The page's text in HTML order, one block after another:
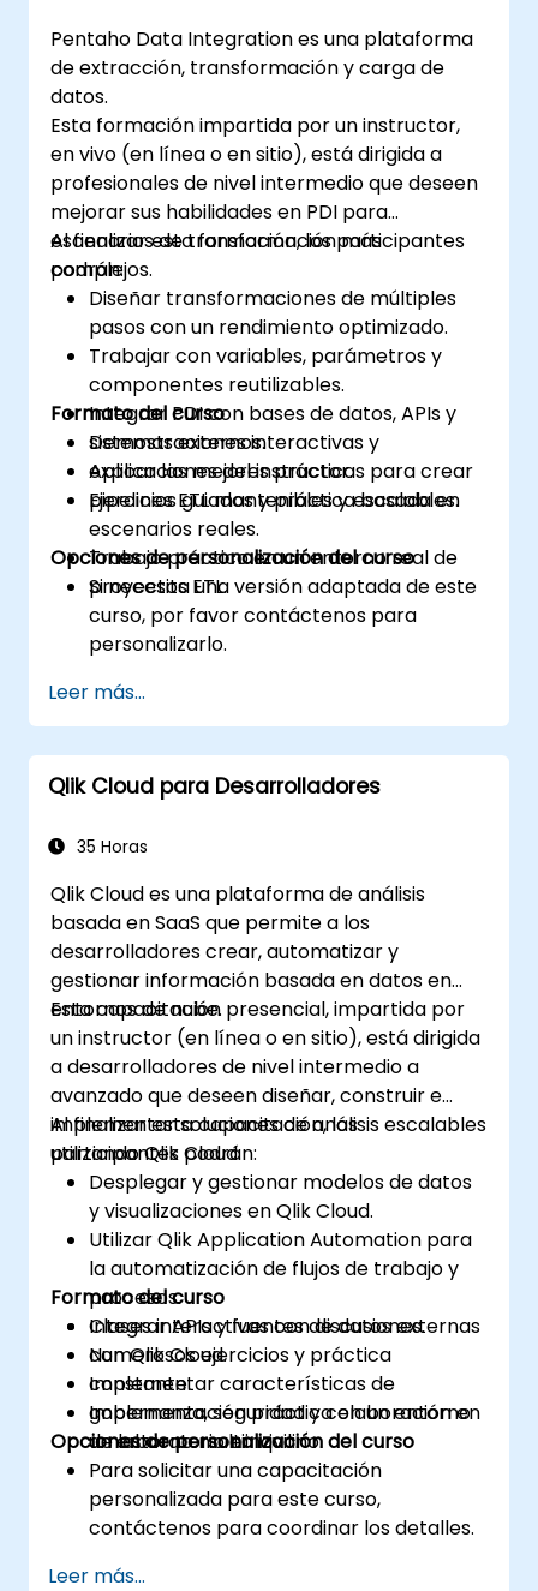
Pentaho Data Integration es una plataforma
de extracción, transformación y carga de
datos.
Esta formación impartida por un instructor,
en vivo (en línea o en sitio), está dirigida a
profesionales de nivel intermedio que deseen
mejorar sus habilidades en PDI para
escenarios de transformación más
complejos.
Al finalizar esta formación, los participantes
podrán:
Diseñar transformaciones de múltiples
pasos con un rendimiento optimizado.
Trabajar con variables, parámetros y
componentes reutilizables.
Integrar PDI con bases de datos, APIs y
sistemas externos.
Aplicar las mejores prácticas para crear
pipelines ETL mantenibles y escalables.
Formato del curso
Demostraciones interactivas y
explicaciones del instructor.
Ejercicios guiados y práctica basada en
escenarios reales.
Trabajo práctico en un entorno real de
proyectos ETL.
Opciones de personalización del curso
Si necesita una versión adaptada de este
curso, por favor contáctenos para
personalizarlo.
Leer más...
Qlik Cloud para Desarrolladores
35 Horas
Qlik Cloud es una plataforma de análisis
basada en SaaS que permite a los
desarrolladores crear, automatizar y
gestionar información basada en datos en
entornos de nube.
Esta capacitación presencial, impartida por
un instructor (en línea o en sitio), está dirigida
a desarrolladores de nivel intermedio a
avanzado que deseen diseñar, construir e
implementar soluciones de análisis escalables
utilizando Qlik Cloud.
Al finalizar esta capacitación, los
participantes podrán:
Desplegar y gestionar modelos de datos
y visualizaciones en Qlik Cloud.
Utilizar Qlik Application Automation para
la automatización de flujos de trabajo y
procesos.
Integrar APIs y fuentes de datos externas
con Qlik Cloud.
Implementar características de
gobernanza, seguridad y colaboración en
un entorno multiinquilino.
Formato del curso
Clases interactivas con discusiones.
Numerosos ejercicios y práctica
constante.
Implementación práctica en un entorno
de laboratorio en vivo.
Opciones de personalización del curso
Para solicitar una capacitación
personalizada para este curso,
contáctenos para coordinar los detalles.
Leer más...